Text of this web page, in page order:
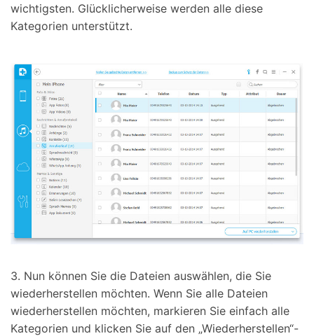
wichtigsten. Glücklicherweise werden alle diese
Kategorien unterstützt.
3. Nun können Sie die Dateien auswählen, die Sie
wiederherstellen möchten. Wenn Sie alle Dateien
wiederherstellen möchten, markieren Sie einfach alle
Kategorien und klicken Sie auf den „Wiederherstellen“-